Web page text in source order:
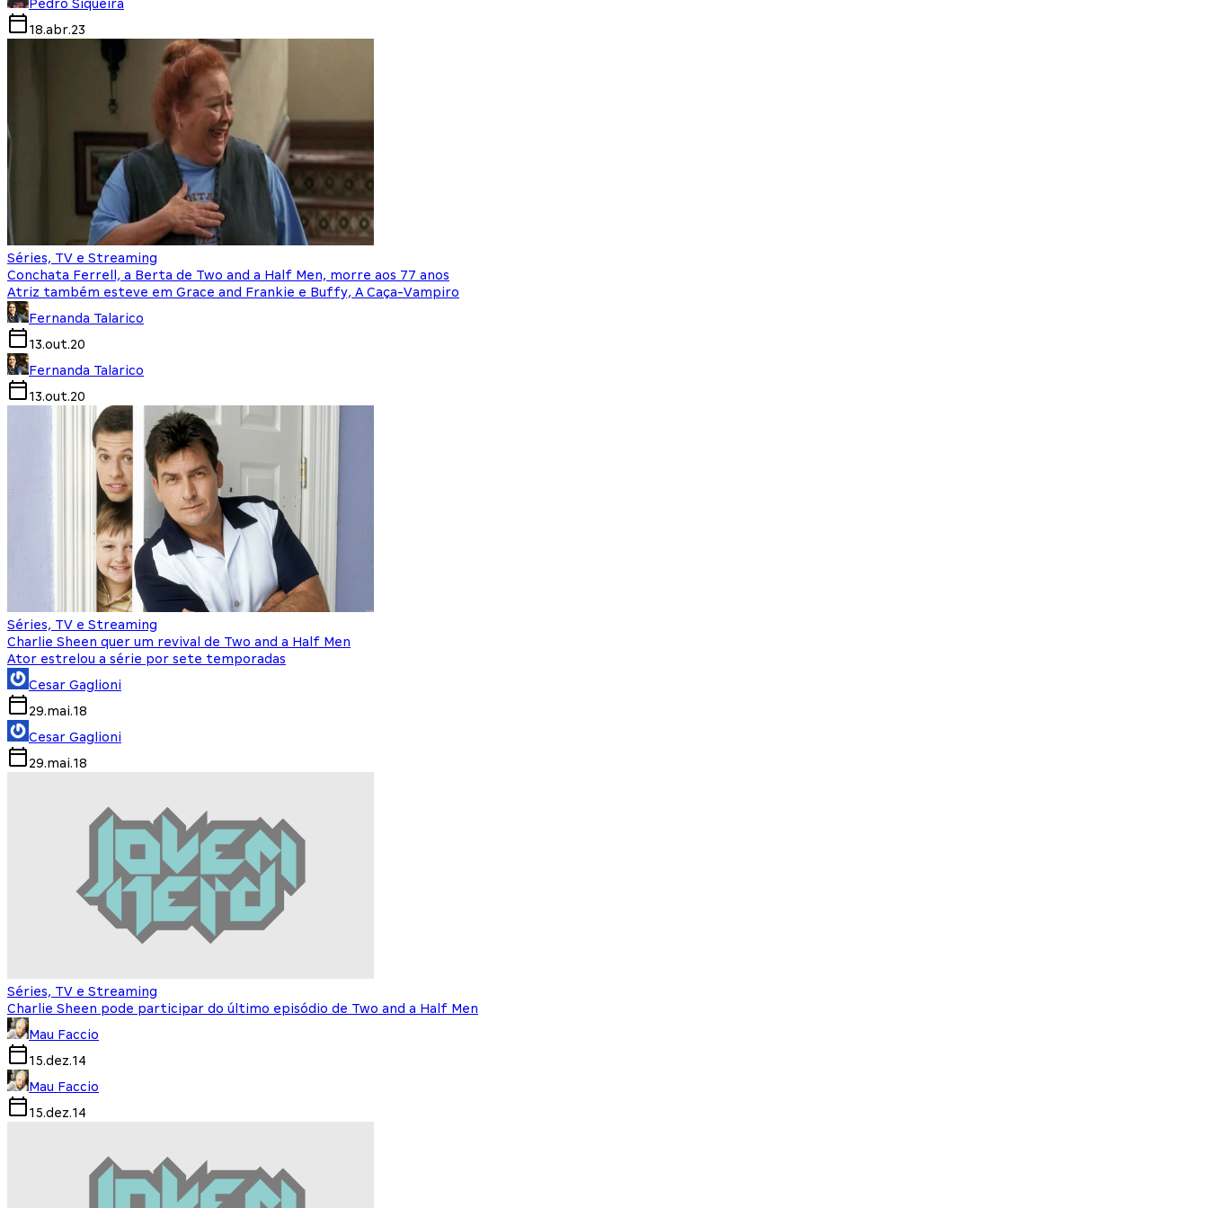
Pedro Siqueira
18.abr.23
Séries, TV e Streaming
Conchata Ferrell, a Berta de Two and a Half Men, morre aos 77 anos
Atriz também esteve em Grace and Frankie e Buffy, A Caça-Vampiro
Fernanda Talarico
13.out.20
Fernanda Talarico
13.out.20
Séries, TV e Streaming
Charlie Sheen quer um revival de Two and a Half Men
Ator estrelou a série por sete temporadas
Cesar Gaglioni
29.mai.18
Cesar Gaglioni
29.mai.18
Séries, TV e Streaming
Charlie Sheen pode participar do último episódio de Two and a Half Men
Mau Faccio
15.dez.14
Mau Faccio
15.dez.14